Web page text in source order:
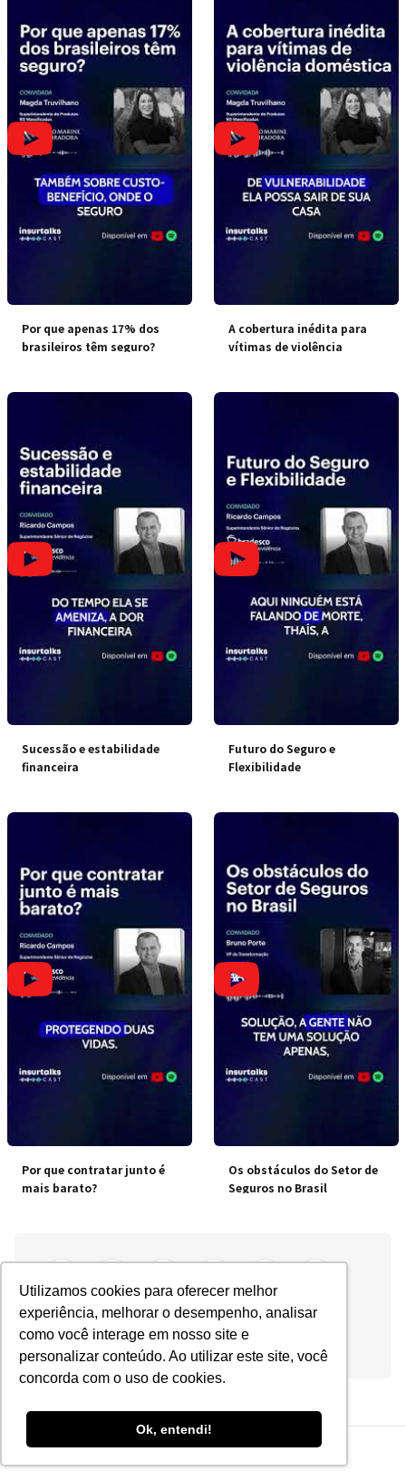
Utilizamos cookies para oferecer melhor
experiência, melhorar o desempenho, analisar
como você interage em nosso site e
personalizar conteúdo. Ao utilizar este site, você
concorda com o uso de cookies.
Ok, entendi!
Por que apenas 17% dos
brasileiros têm seguro?
A cobertura inédita para
vítimas de violência
Sucessão e estabilidade
financeira
Futuro do Seguro e
Flexibilidade
Por que contratar junto é
mais barato?
Os obstáculos do Setor de
Seguros no Brasil